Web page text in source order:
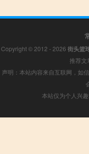
Copyright © 2012 - 2026 街头篮
推荐文
声明：本站内容来自互联网，如
本站仅为个人兴